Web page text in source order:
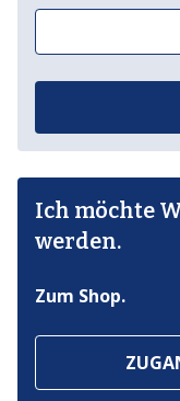
Ich möchte
werden.
Zum Shop.